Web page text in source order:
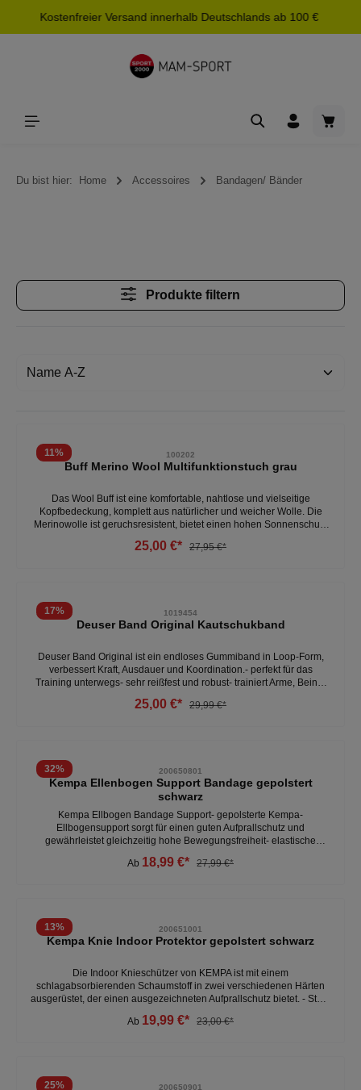
springen
Kostenfreier Versand innerhalb Deutschlands ab 100 €
Du bist hier: Home Accessoires Bandagen/ Bänder
Produkte filtern
11% 100202
Buff Merino Wool Multifunktionstuch grau
Das Wool Buff ist eine komfortable, nahtlose und vielseitige
Kopfbedeckung, komplett aus natürlicher und weicher Wolle. Die
Merinowolle ist geruchsresistent, bietet einen hohen Sonnenschutz
flammfest und lässt sich bei 40 Grad in der Waschmaschine
25,00 €* 27,95 €*
17% 1019454
Deuser Band Original Kautschukband
Deuser Band Original ist ein endloses Gummiband in Loop-Form,
verbessert Kraft, Ausdauer und Koordination.- perfekt für das
Training unterwegs- sehr reißfest und robust- trainiert Arme, Beine,
Kraft- und Dehnübungen- für Kraftausdauerübungen, sowie für
25,00 €* 29,99 €*
32% 200650801
Kempa Ellenbogen Support Bandage gepolstert
schwarz
Kempa Ellbogen Bandage Support- gepolsterte Kempa-
Ellbogensupport sorgt für einen guten Aufprallschutz und
gewährleistet gleichzeitig hohe Bewegungsfreiheit- elastische
rutschhemmender Passform und gleichmäßiger Kompression-
Ab 18,99 €* 27,99 €*
13% 200651001
Kempa Knie Indoor Protektor gepolstert schwarz
Die Indoor Knieschützer von KEMPA ist mit einem
schlagabsorbierenden Schaumstoff in zwei verschiedenen Härten
ausgerüstet, der einen ausgezeichneten Aufprallschutz bietet. - Stark
Sitz und gleich bleibende Kompression - Sicherer Halt und Schutz
Ab 19,99 €* 23,00 €*
25% 200650901